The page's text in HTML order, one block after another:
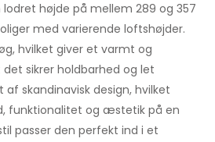
højde på mellem 289 og 357
med varierende loftshøjder.
hvilket giver et varmt og
sikrer holdbarhed og let
skandinavisk design, hvilket
funktionalitet og æstetik på en
passer den perfekt ind i et